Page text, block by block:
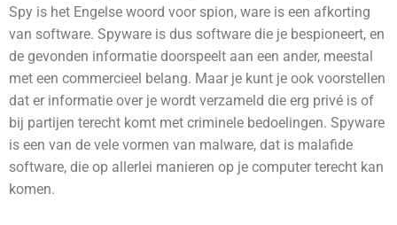
Spy is het Engelse woord voor spion, ware is een afkorting
van software. Spyware is dus software die je bespioneert, en
de gevonden informatie doorspeelt aan een ander, meestal
met een commercieel belang. Maar je kunt je ook voorstellen
dat er informatie over je wordt verzameld die erg privé is of
bij partijen terecht komt met criminele bedoelingen. Spyware
is een van de vele vormen van malware, dat is malafide
software, die op allerlei manieren op je computer terecht kan
komen.